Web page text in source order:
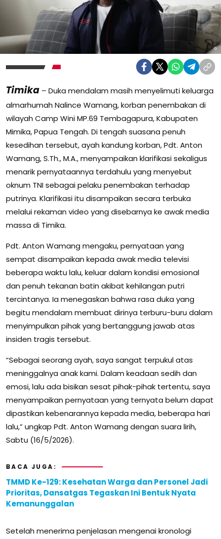
Timika – Duka mendalam masih menyelimuti keluarga
almarhumah Nalince Wamang, korban penembakan di
wilayah Camp Wini MP.69 Tembagapura, Kabupaten
Mimika, Papua Tengah. Di tengah suasana penuh
kesedihan tersebut, ayah kandung korban, Pdt. Anton
Wamang, S.Th., M.A., menyampaikan klarifikasi sekaligus
menarik pernyataannya terdahulu yang menyebut
oknum TNI sebagai pelaku penembakan terhadap
putrinya. Klarifikasi itu disampaikan secara terbuka
melalui rekaman video yang disebarnya ke awak media
massa di Timika.
Pdt. Anton Wamang mengaku, pernyataan yang
sempat disampaikan kepada awak media televisi
beberapa waktu lalu, keluar dalam kondisi emosional
dan penuh tekanan batin akibat kehilangan putri
tercintanya. Ia menegaskan bahwa rasa duka yang
begitu mendalam membuat dirinya terburu-buru dalam
menyimpulkan pihak yang bertanggung jawab atas
insiden tragis tersebut.
“Sebagai seorang ayah, saya sangat terpukul atas
meninggalnya anak kami. Dalam keadaan sedih dan
emosi, lalu ada bisikan sesat pihak-pihak tertentu, saya
menyampaikan pernyataan yang ternyata belum dapat
dipastikan kebenarannya kepada media, beberapa hari
lalu,” ungkap Pdt. Anton Wamang dengan suara lirih,
Sabtu (16/5/2026).
BACA JUGA:
TMMD Ke-129: Kesehatan Warga dan Personel Jadi
Prioritas, Dansatgas Tegaskan Ini Bentuk Nyata
Kemanunggalan
Setelah menerima penjelasan mengenai kronologi